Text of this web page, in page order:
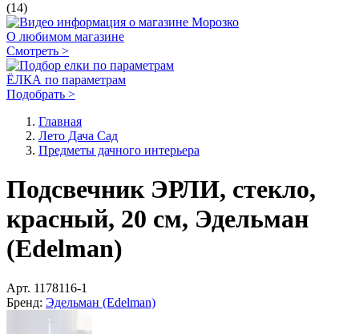
(14)
О любимом магазине
Смотреть >
ЁЛКА по параметрам
Подобрать >
Главная
Лето Дача Сад
Предметы дачного интерьера
Подсвечник ЭРЛИ, стекло,
красный, 20 см, Эдельман
(Edelman)
Арт. 1178116-1
Бренд: Эдельман (Edelman)